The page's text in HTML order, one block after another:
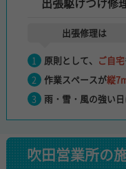
出張修理は
原則として、 ご自宅
作業スペースが縦
雨・雪・風の強い
吹田営業所の